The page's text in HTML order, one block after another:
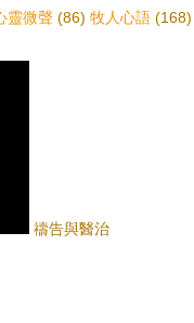
靈微聲 (86) 牧人心語 (168)
禱告與醫治